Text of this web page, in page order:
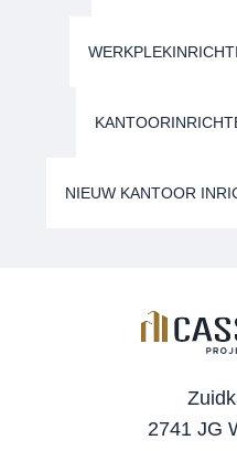
NIEUW KANTOOR
2741 JG